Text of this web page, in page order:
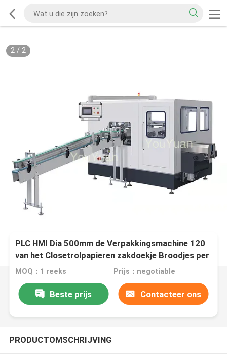
2/ 2
PLC HMI Dia 500mm de Verpakkingsmachine 120
van het Closetrolpapieren zakdoekje Broodjes per
Min
MOQ：1 reeks Prijs：negotiable
Beste prijs Contacteer ons
PRODUCTOMSCHRIJVING